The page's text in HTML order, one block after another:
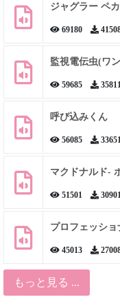
ジャグラー ペ
69180
監視電伝虫(ワ
59685 35811
呼び込みくん
56085 33651
マクドナルド-
51501 30901
プロフェッシ
45013
もっと見る ...